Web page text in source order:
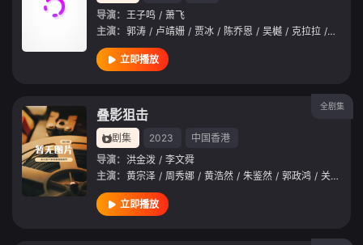
导演： 王子鸣 / 萧飞
主演： 郭涛 / 卢靖姗 / 贾冰 / 陈乔恩 / 吴樾 / 克拉拉 / 盛以婕
立即播放
全剧集
叠影狙击
剧集 2023
中国香港
导演： 洪金泼 / 李文舜
主演： 黄宗泽 / 周秀娜 / 黄浩然 / 朱鉴然 / 郭政鸿 / 关礼杰
立即播放